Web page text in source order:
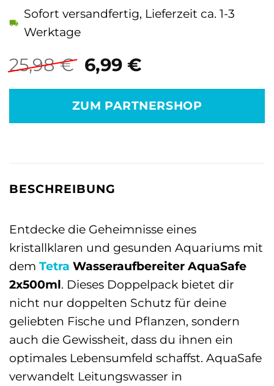
25,98€ Ursprünglicher
Preis
war:
25,98 €
6,99 €Aktueller
ist:
6,99 €.
Sofort versandfertig, Lieferzeit ca. 1-3
Werktage
ZUM PARTNERSHOP
BESCHREIBUNG
Entdecke die Geheimnisse eines
kristallklaren und gesunden Aquariums mit
dem Tetra Wasseraufbereiter AquaSafe
2x500ml. Dieses Doppelpack bietet dir
nicht nur doppelten Schutz für deine
geliebten Fische und Pflanzen, sondern
auch die Gewissheit, dass du ihnen ein
optimales Lebensumfeld schaffst. AquaSafe
verwandelt Leitungswasser in